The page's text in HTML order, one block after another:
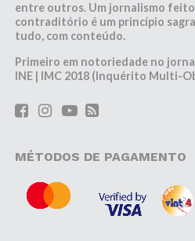
entre outros. Um jornalismo feito
contraditório é um princípio
tudo, com conteúdo.
Primeiro em notoriedade no
INE | IMC 2018 (Inquérito Multi-
MÉTODOS DE PAGAMENTO